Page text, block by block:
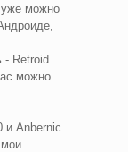
уже можно
- Retroid
можно
и Anbernic